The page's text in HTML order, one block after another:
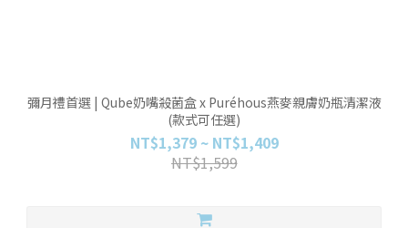
彌月禮首選 | Qube奶嘴殺菌盒 x Puréhous燕麥親膚奶瓶清潔液
(款式可任選)
NT$1,379 ~ NT$1,409
NT$1,599